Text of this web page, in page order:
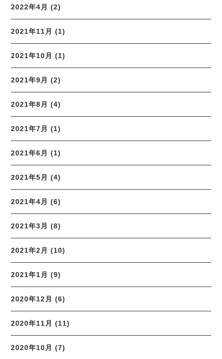
2022年4月 (2)
2021年11月 (1)
2021年10月 (1)
2021年9月 (2)
2021年8月 (4)
2021年7月 (1)
2021年6月 (1)
2021年5月 (4)
2021年4月 (6)
2021年3月 (8)
2021年2月 (10)
2021年1月 (9)
2020年12月 (6)
2020年11月 (11)
2020年10月 (7)